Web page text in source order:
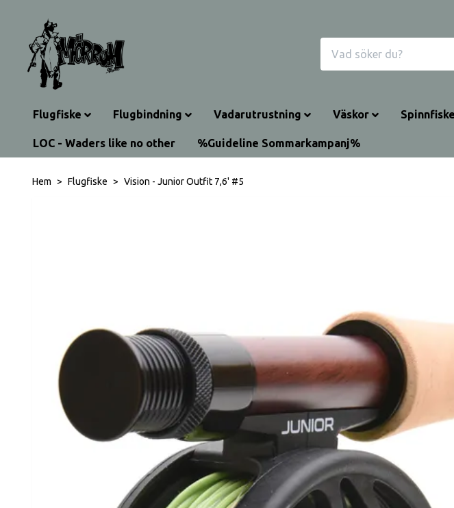
Flugfiske Flugbindning Vadarutrustning Väskor Spinnfiske
LOC - Waders like no other %Guideline Sommarkampanj%
Hem Flugfiske Vision - Junior Outfit 7,6' #5